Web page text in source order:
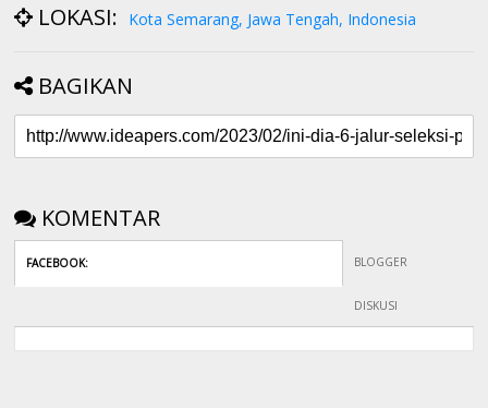
LOKASI: Kota Semarang, Jawa Tengah, Indonesia
BAGIKAN
KOMENTAR
FACEBOOK: BLOGGER
DISKUSI